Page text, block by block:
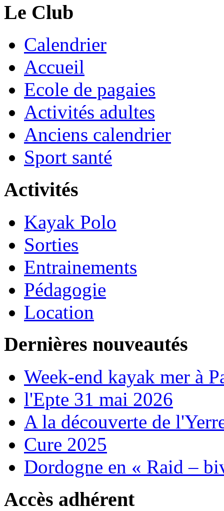
Le Club
Calendrier
Accueil
Ecole de pagaies
Activités adultes
Anciens calendrier
Sport santé
Activités
Kayak Polo
Sorties
Entrainements
Pédagogie
Location
Dernières nouveautés
Week-end kayak mer à
l'Epte 31 mai 2026
A la découverte de
Cure 2025
Dordogne en « Raid –
Accès adhérent